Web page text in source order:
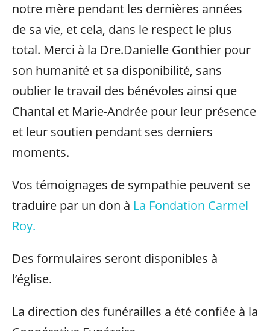
notre mère pendant les dernières années
de sa vie, et cela, dans le respect le plus
total. Merci à la Dre.Danielle Gonthier pour
son humanité et sa disponibilité, sans
oublier le travail des bénévoles ainsi que
Chantal et Marie-Andrée pour leur présence
et leur soutien pendant ses derniers
moments.
Vos témoignages de sympathie peuvent se
traduire par un don à La Fondation Carmel
Roy.
Des formulaires seront disponibles à
l’église.
La direction des funérailles a été confiée à la